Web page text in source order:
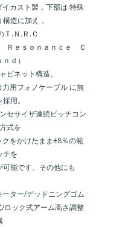
カスト製，下部は 特殊
造に加え，
Ｔ.Ｎ.Ｒ.Ｃ
Ｒｅｓｏｎａｎｃｅ Ｃ
ｄ）
ビネット構造。
用フォノケーブル に無
用。
セサイザ連続ピッチコン
式を
をかけたまま±8％の範
チを
能です。その他にも
ーター/デッドニングゴム
ロック式アーム高さ調整